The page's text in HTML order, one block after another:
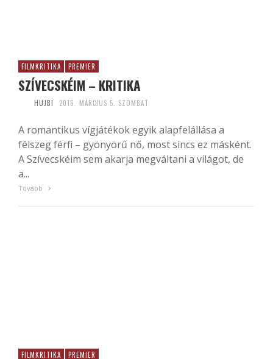
FILMKRITIKA PREMIER
SZÍVECSKÉIM – KRITIKA
HUJBI 2016. MÁRCIUS 5. SZOMBAT
A romantikus vígjátékok egyik alapfelállása a
félszeg férfi – gyönyörű nő, most sincs ez másként.
A Szívecskéim sem akarja megváltani a világot, de
a...
Tovább
FILMKRITIKA PREMIER